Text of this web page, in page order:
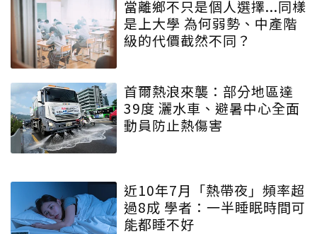
當離鄉不只是個人選擇...同樣
是上大學 為何弱勢、中產階
級的代價截然不同？
首爾熱浪來襲：部分地區達
39度 灑水車、避暑中心全面
動員防止熱傷害
近10年7月「熱帶夜」頻率超
過8成 學者：一半睡眠時間可
能都睡不好